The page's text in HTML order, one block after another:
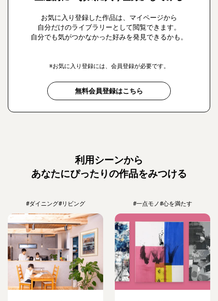
お気に入り登録した作品は、マイページから
自分だけのライブラリーとして閲覧できます。
自分でも気がつかなかった好みを発見できるかも。
※お気に入り登録には、会員登録が必要です。
無料会員登録はこちら
利用シーンから
あなたにぴったりの作品をみつける
#ダイニング#リビング #一点モノ#心を満たす